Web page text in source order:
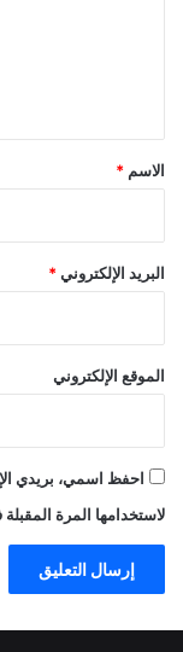
*
الاسم *
البريد الإلكتروني *
الموقع الإلكتروني
احفظ اسمي، بريدي
لاستخدامها المرة